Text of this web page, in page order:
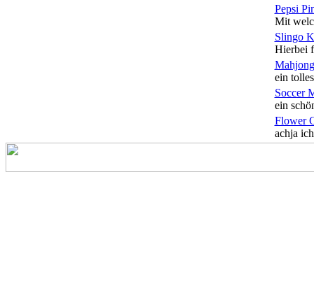
Pepsi
Mit
Slingo
Hierbei
ein
Soccer
ein
Flower
achja